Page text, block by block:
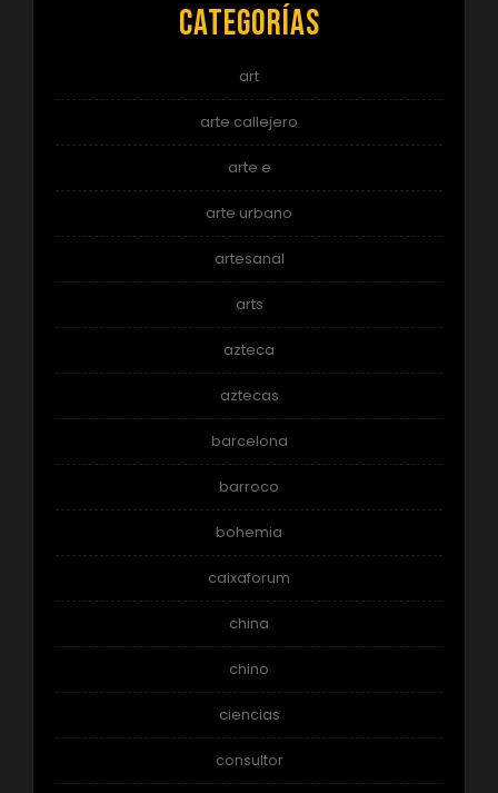
Categorías
art
arte callejero
arte e
arte urbano
artesanal
arts
azteca
aztecas
barcelona
barroco
bohemia
caixaforum
china
chino
ciencias
consultor